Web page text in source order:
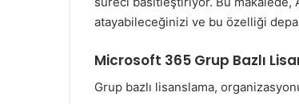
atayabileceğinizi ve bu özelliği
Microsoft 365 Grup Bazlı
Grup bazlı lisanslama,